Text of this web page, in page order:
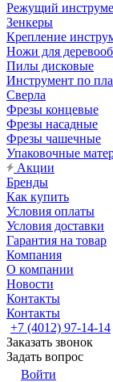
Режущий
Зенкеры
Крепление
Ножи для
Пилы дисковые
Инструмент по
Сверла
Фрезы концевые
Фрезы насадные
Фрезы чашечные
Упаковочные
Акции
Бренды
Как купить
Условия оплаты
Условия доставки
Гарантия на товар
Компания
О компании
Новости
Контакты
Контакты
+7 (4012) 97-14-14
Заказать звонок
Задать вопрос
Войти